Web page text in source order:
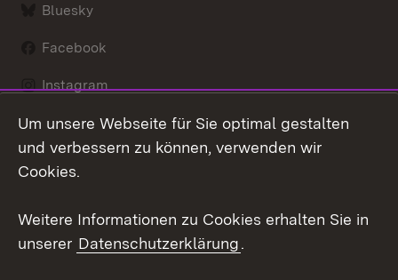
Bluesky
Facebook
Instagram
LinkedIn
Um unsere Webseite für Sie optimal gestalten
und verbessern zu können, verwenden wir
Cookies.
Weitere Informationen zu Cookies erhalten Sie in
unserer Datenschutzerklärung.